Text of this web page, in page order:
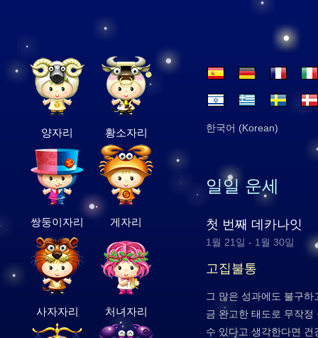
양자리 황소자리
쌍둥이자리 게자리
사자자리 처녀자리
한국어 (Korean)
일일 운세
첫 번째 데카나잇
1월 21일 - 1월 30일
고집불통
그 많은 성과에도 불구
금 완고한 태도로 무작
수 있다고 생각한다면